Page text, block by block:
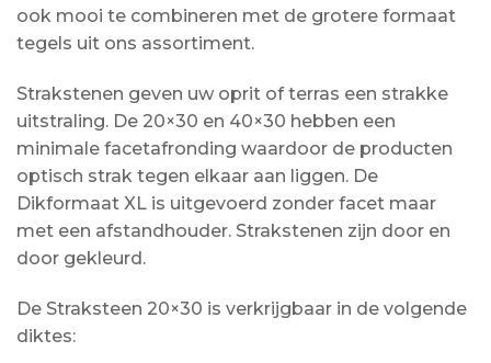
ook mooi te combineren met de grotere formaat
tegels uit ons assortiment.
Strakstenen geven uw oprit of terras een strakke
uitstraling. De 20×30 en 40×30 hebben een
minimale facetafronding waardoor de producten
optisch strak tegen elkaar aan liggen. De
Dikformaat XL is uitgevoerd zonder facet maar
met een afstandhouder. Strakstenen zijn door en
door gekleurd.
De Straksteen 20×30 is verkrijgbaar in de volgende
diktes: